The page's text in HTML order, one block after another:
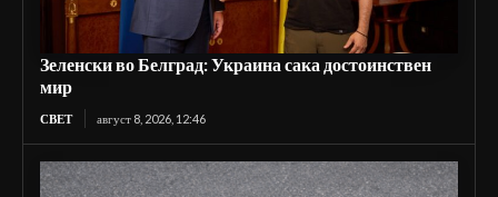
Зеленски во Белград: Украина сака достоинствен
мир
СВЕТ август 8, 2026, 12:46